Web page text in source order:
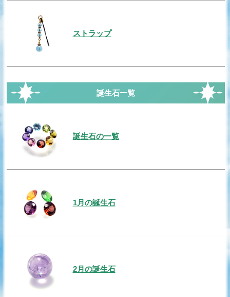
ストラップ
誕生石一覧
誕生石の一覧
1月の誕生石
2月の誕生石